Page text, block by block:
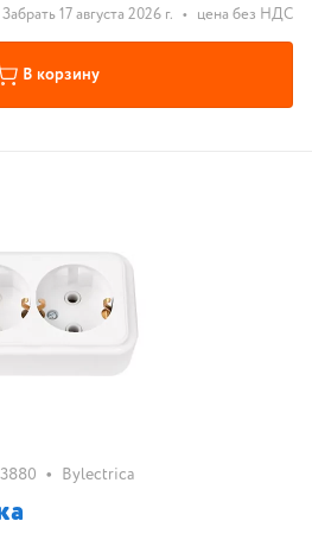
Забрать 17 августа 2026 г. • цена без НДС
В корзину
• Bylectrica